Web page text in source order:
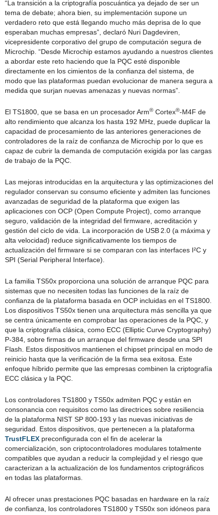
“La transición a la criptografía poscuántica ya dejado de ser un
tema de debate; ahora bien, su implementación supone un
verdadero reto que está llegando mucho más deprisa de lo que
esperaban muchas empresas”, declaró Nuri Dagdeviren,
vicepresidente corporativo del grupo de computación segura de
Microchip. “Desde Microchip estamos ayudando a nuestros clientes
a abordar este reto haciendo que la PQC esté disponible
directamente en los cimientos de la confianza del sistema, de
modo que las plataformas puedan evolucionar de manera segura a
medida que surjan nuevas amenazas y nuevas normas”.
El TS1800, que se basa en un procesador Arm® Cortex®‑M4F de
alto rendimiento que alcanza los hasta 192 MHz, puede duplicar la
capacidad de procesamiento de las anteriores generaciones de
controladores de la raíz de confianza de Microchip por lo que es
capaz de cubrir la demanda de computación exigida por las cargas
de trabajo de la PQC.
Las mejoras introducidas en la arquitectura y las optimizaciones del
regulador conservan su consumo eficiente y admiten las funciones
avanzadas de seguridad de la plataforma que exigen las
aplicaciones con OCP (Open Compute Project), como arranque
seguro, validación de la integridad del firmware, acreditación y
gestión del ciclo de vida. La incorporación de USB 2.0 (a máxima y
alta velocidad) reduce significativamente los tiempos de
actualización del firmware si se comparan con las interfaces I²C y
SPI (Serial Peripheral Interface).
La familia TS50x proporciona una solución de arranque PQC para
sistemas que no necesiten todas las funciones de la raíz de
confianza de la plataforma basada en OCP incluidas en el TS1800.
Los dispositivos TS50x tienen una arquitectura más sencilla ya que
se centra únicamente en comprobar las operaciones de la PQC, y
que la criptografía clásica, como ECC (Elliptic Curve Cryptography)
P-384, sobre firmas de un arranque del firmware desde una SPI
Flash. Estos dispositivos mantienen el chipset principal en modo de
reinicio hasta que la verificación de la firma sea exitosa. Este
enfoque híbrido permite que las empresas combinen la criptografía
ECC clásica y la PQC.
Los controladores TS1800 y TS50x admiten PQC y están en
consonancia con requisitos como las directrices sobre resiliencia
de la plataforma NIST SP 800‑193 y las nuevas iniciativas de
seguridad. Estos dispositivos, que pertenecen a la plataforma
TrustFLEX preconfigurada con el fin de acelerar la
comercialización, son criptocontroladores modulares totalmente
compatibles que ayudan a reducir la complejidad y el riesgo que
caracterizan a la actualización de los fundamentos criptográficos
en todas las plataformas.
Al ofrecer unas prestaciones PQC basadas en hardware en la raíz
de confianza, los controladores TS1800 y TS50x son idóneos para